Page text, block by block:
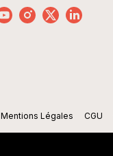
Mentions Légales CGU